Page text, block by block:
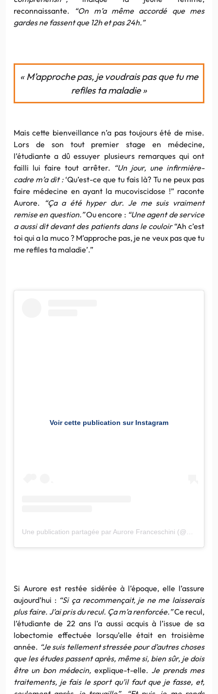
reconnaissante. “On m’a même accordé que mes
gardes ne fassent que 12h et pas 24h.”
« M’approche pas, je voudrais pas que tu me
refiles ta maladie »
Mais cette bienveillance n’a pas toujours été de mise.
Lors de son tout premier stage en médecine,
l’étudiante a dû essuyer plusieurs remarques qui ont
failli lui faire tout arrêter. “Un jour, une infirmière-
cadre m’a dit :‘Qu’est-ce que tu fais là? Tu ne peux pas
faire médecine en ayant la mucoviscidose !” raconte
Aurore.
“Ça a été hyper dur. Je me suis vraiment
remise en question.”Ou encore : “Une agent de service
a aussi dit devant des patients dans le couloir“Ah c’est
toi qui a la muco ? M’approche pas, je ne veux pas que tu
me refiles ta maladie’.”
Voir cette publication sur Instagram
Si Aurore est restée sidérée à l’époque, elle l’assure
aujourd’hui : “Si ça recommençait, je ne me laisserais
plus faire. J’ai pris du recul. Ça m’a renforcée.”Ce recul,
l’étudiante de 22 ans l’a aussi acquis à l’issue de sa
lobectomie effectuée lorsqu’elle était en troisième
année. “Je suis tellement stressée pour d’autres choses
que les études passent après, même si, bien sûr, je dois
être un bon médecin, explique-t-elle. Je prends mes
traitements, je fais le sport qu’il faut que je fasse, et,